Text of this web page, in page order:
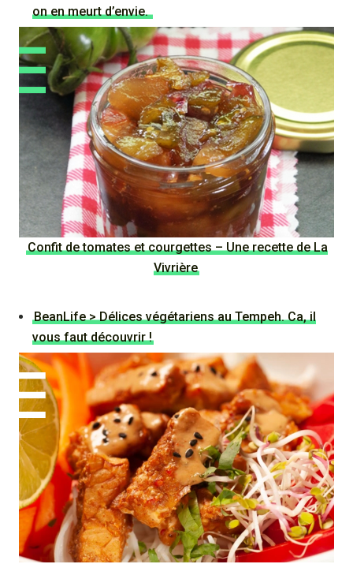
on en meurt d’envie.
Confit de tomates et courgettes – Une recette de La
Vivrière
BeanLife > Délices végétariens au Tempeh. Ca, il
vous faut découvrir !